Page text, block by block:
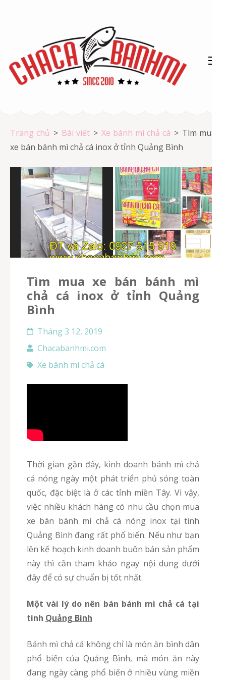
nội
dung
Trang chủ > Bài viết > Xe bánh mì chả cá > Tìm mua
xe bán bánh mì chả cá inox ở tỉnh Quảng Bình
Tìm mua xe bán bánh mì
chả cá inox ở tỉnh Quảng
Bình
Tháng 3 12, 2019
Chacabanhmi.com
Xe bánh mì chả cá
Thời gian gần đây, kinh doanh bánh mì chả
cá nóng ngày một phát triển phủ sóng toàn
quốc, đặc biệt là ở các tỉnh miền Tây. Vì vậy,
việc nhiều khách hàng có nhu cầu chọn mua
xe bán bánh mì chả cá nóng inox tại tinh
Quảng Bình đang rất phổ biến. Nếu như bạn
lên kế hoạch kinh doanh buôn bán sản phẩm
này thì cần tham khảo ngay nội dung dưới
đây để có sự chuẩn bị tốt nhất.
Một vài lý do nên bán bánh mì chả cá tại
tinh Quảng Bình
Bánh mì chả cá không chỉ là món ăn bình dân
phổ biến của Quảng Bình, mà món ăn này
đang ngày càng phổ biến ở nhiều vùng miền